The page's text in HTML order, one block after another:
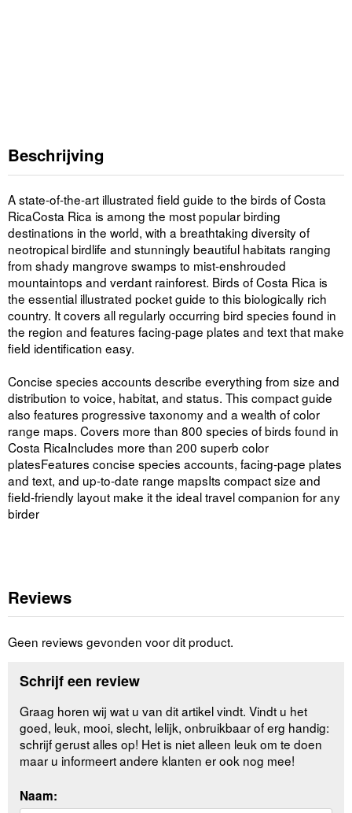
Beschrijving
A state-of-the-art illustrated field guide to the birds of Costa
RicaCosta Rica is among the most popular birding
destinations in the world, with a breathtaking diversity of
neotropical birdlife and stunningly beautiful habitats ranging
from shady mangrove swamps to mist-enshrouded
mountaintops and verdant rainforest. Birds of Costa Rica is
the essential illustrated pocket guide to this biologically rich
country. It covers all regularly occurring bird species found in
the region and features facing-page plates and text that make
field identification easy.
Concise species accounts describe everything from size and
distribution to voice, habitat, and status. This compact guide
also features progressive taxonomy and a wealth of color
range maps. Covers more than 800 species of birds found in
Costa RicaIncludes more than 200 superb color
platesFeatures concise species accounts, facing-page plates
and text, and up-to-date range mapsIts compact size and
field-friendly layout make it the ideal travel companion for any
birder
Reviews
Geen reviews gevonden voor dit product.
Schrijf een review
Graag horen wij wat u van dit artikel vindt. Vindt u het
goed, leuk, mooi, slecht, lelijk, onbruikbaar of erg handig:
schrijf gerust alles op! Het is niet alleen leuk om te doen
maar u informeert andere klanten er ook nog mee!
Naam: